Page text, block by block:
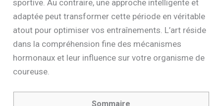
sportive. Au contraire, une approche intelligente et
adaptée peut transformer cette période en véritable
atout pour optimiser vos entraînements. L’art réside
dans la compréhension fine des mécanismes
hormonaux et leur influence sur votre organisme de
coureuse.
Sommaire